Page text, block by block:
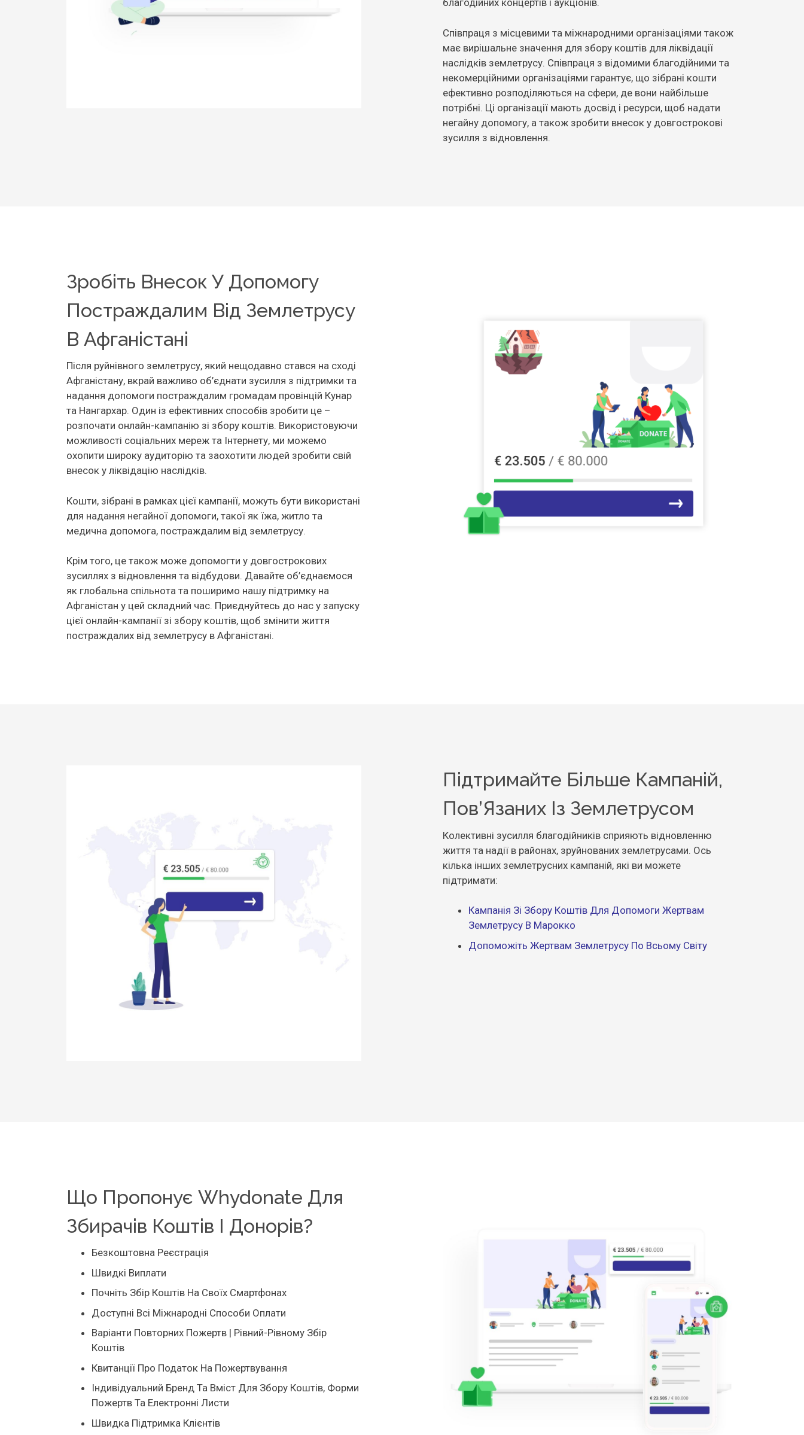
благодійних концертів і аукціонів.
Співпраця з місцевими та міжнародними організаціями також
має вирішальне значення для збору коштів для ліквідації
наслідків землетрусу. Співпраця з відомими благодійними та
некомерційними організаціями гарантує, що зібрані кошти
ефективно розподіляються на сфери, де вони найбільше
потрібні. Ці організації мають досвід і ресурси, щоб надати
негайну допомогу, а також зробити внесок у довгострокові
зусилля з відновлення.
Зробіть Внесок У Допомогу
Постраждалим Від Землетрусу
В Афганістані
Після руйнівного землетрусу, який нещодавно стався на сході
Афганістану, вкрай важливо об’єднати зусилля з підтримки та
надання допомоги постраждалим громадам провінцій Кунар
та Нангархар. Один із ефективних способів зробити це –
розпочати онлайн-кампанію зі збору коштів. Використовуючи
можливості соціальних мереж та Інтернету, ми можемо
охопити широку аудиторію та заохотити людей зробити свій
внесок у ліквідацію наслідків.
Кошти, зібрані в рамках цієї кампанії, можуть бути використані
для надання негайної допомоги, такої як їжа, житло та
медична допомога, постраждалим від землетрусу.
Крім того, це також може допомогти у довгострокових
зусиллях з відновлення та відбудови. Давайте об’єднаємося
як глобальна спільнота та поширимо нашу підтримку на
Афганістан у цей складний час. Приєднуйтесь до нас у запуску
цієї онлайн-кампанії зі збору коштів, щоб змінити життя
постраждалих від землетрусу в Афганістані.
Підтримайте Більше Кампаній,
Пов’Язаних Із Землетрусом
Колективні зусилля благодійників сприяють відновленню
життя та надії в районах, зруйнованих землетрусами. Ось
кілька інших землетрусних кампаній, які ви можете
підтримати:
Кампанія Зі Збору Коштів Для Допомоги Жертвам
Землетрусу В Марокко
Допоможіть Жертвам Землетрусу По Всьому Світу
Що Пропонує Whydonate Для
Збирачів Коштів І Донорів?
Безкоштовна Реєстрація
Швидкі Виплати
Почніть Збір Коштів На Своїх Смартфонах
Доступні Всі Міжнародні Способи Оплати
Варіанти Повторних Пожертв | Рівний-Рівному Збір
Коштів
Квитанції Про Податок На Пожертвування
Індивідуальний Бренд Та Вміст Для Збору Коштів, Форми
Пожертв Та Електронні Листи
Швидка Підтримка Клієнтів